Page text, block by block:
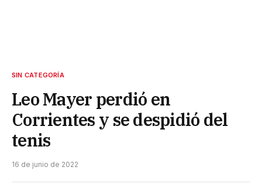
SIN CATEGORÍA
Leo Mayer perdió en
Corrientes y se despidió del
tenis
16 de junio de 2022